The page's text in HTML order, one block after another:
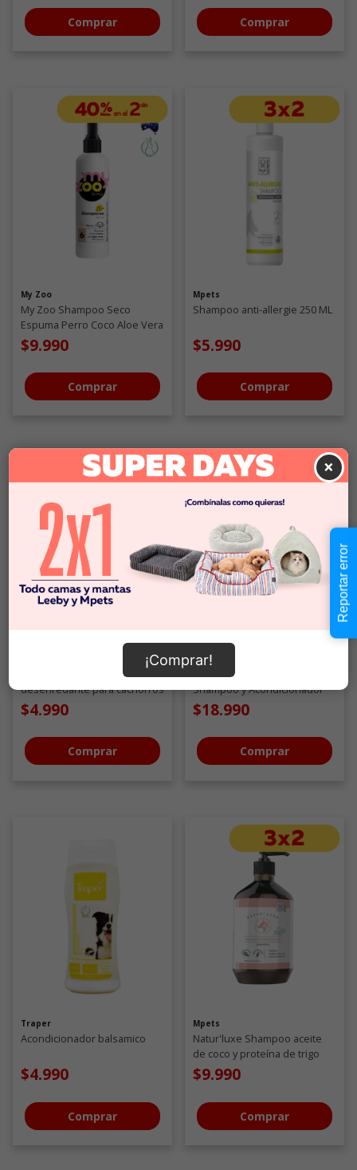
×
¡Comprar!
Comprar Comprar
My Zoo
My Zoo Shampoo Seco
Espuma Perro Coco Aloe Vera
250CC
$9.990
Comprar
Mpets
Shampoo anti-allergie 250 ML
$5.990
Comprar
desenredante para cachorros
aroma berries 260 ML
$4.990
Comprar
Coolpet
Pack de baño para perros -
Shampoo y Acondicionador
de Avena para pieles
sensibles 250 ML
$18.990
Comprar
Traper
Acondicionador balsamico
$4.990
Comprar
Mpets
Natur'luxe Shampoo aceite
de coco y proteína de trigo
500 ML
$9.990
Comprar
Reportar error